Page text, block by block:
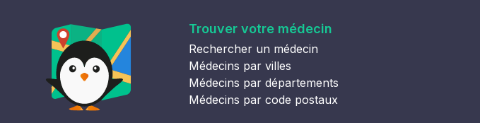
Trouver votre médecin
Rechercher un médecin
Médecins par villes
Médecins par départements
Médecins par code postaux